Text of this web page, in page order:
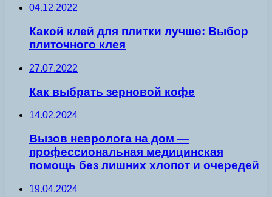
04.12.2022
Какой клей для плитки лучше: Выбор
плиточного клея
27.07.2022
Как выбрать зерновой кофе
14.02.2024
Вызов невролога на дом —
профессиональная медицинская
помощь без лишних хлопот и очередей
19.04.2024